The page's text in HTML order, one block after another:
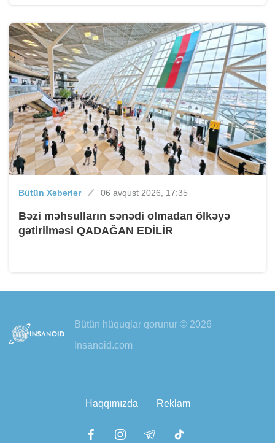
Bütün Xəbərlər 06 avqust 2026, 17:35
Bəzi məhsulların sənədi olmadan ölkəyə
gətirilməsi QADAĞAN EDİLİR
Bütün hüquqlar qorunur © 2026
Insanoid.com
Haqqımızda Reklam